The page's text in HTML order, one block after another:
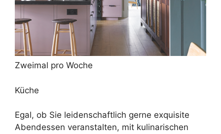
Zweimal pro Woche
Küche
Egal, ob Sie leidenschaftlich gerne exquisite
Abendessen veranstalten, mit kulinarischen